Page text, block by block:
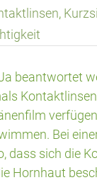
,
beantwortet
Bei
dass sich die
Hornhaut